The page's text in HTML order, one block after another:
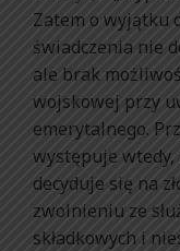
Zatem o wyjątku
świadczenia nie
ale brak
wojskowej przy
emerytalnego.
występuje
decyduje się na
zwolnieniu ze
składkowych i